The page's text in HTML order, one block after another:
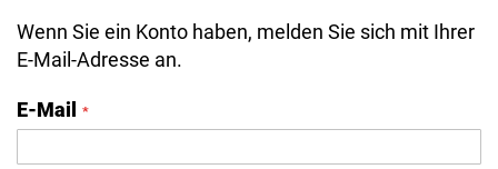
Wenn Sie ein Konto haben, melden Sie sich mit Ihrer
E-Mail-Adresse an.
E-Mail